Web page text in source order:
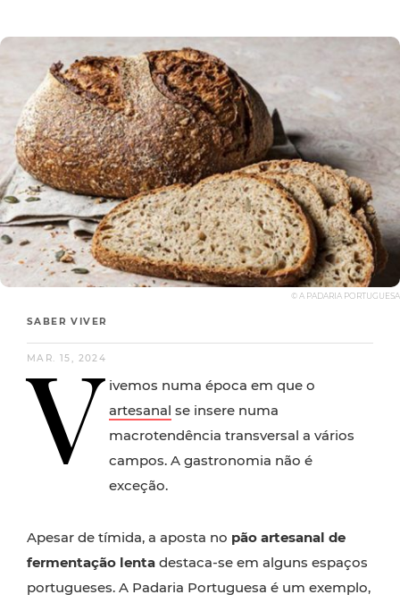
© A PADARIA PORTUGUESA
SABER VIVER
MAR. 15, 2024
V ivemos numa época em que o
artesanal se insere numa
macrotendência transversal a vários
campos. A gastronomia não é
exceção.
Apesar de tímida, a aposta no pão artesanal de
fermentação lenta destaca-se em alguns espaços
portugueses. A Padaria Portuguesa é um exemplo,